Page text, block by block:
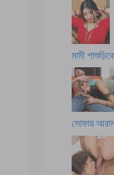
মামী
সোফায়